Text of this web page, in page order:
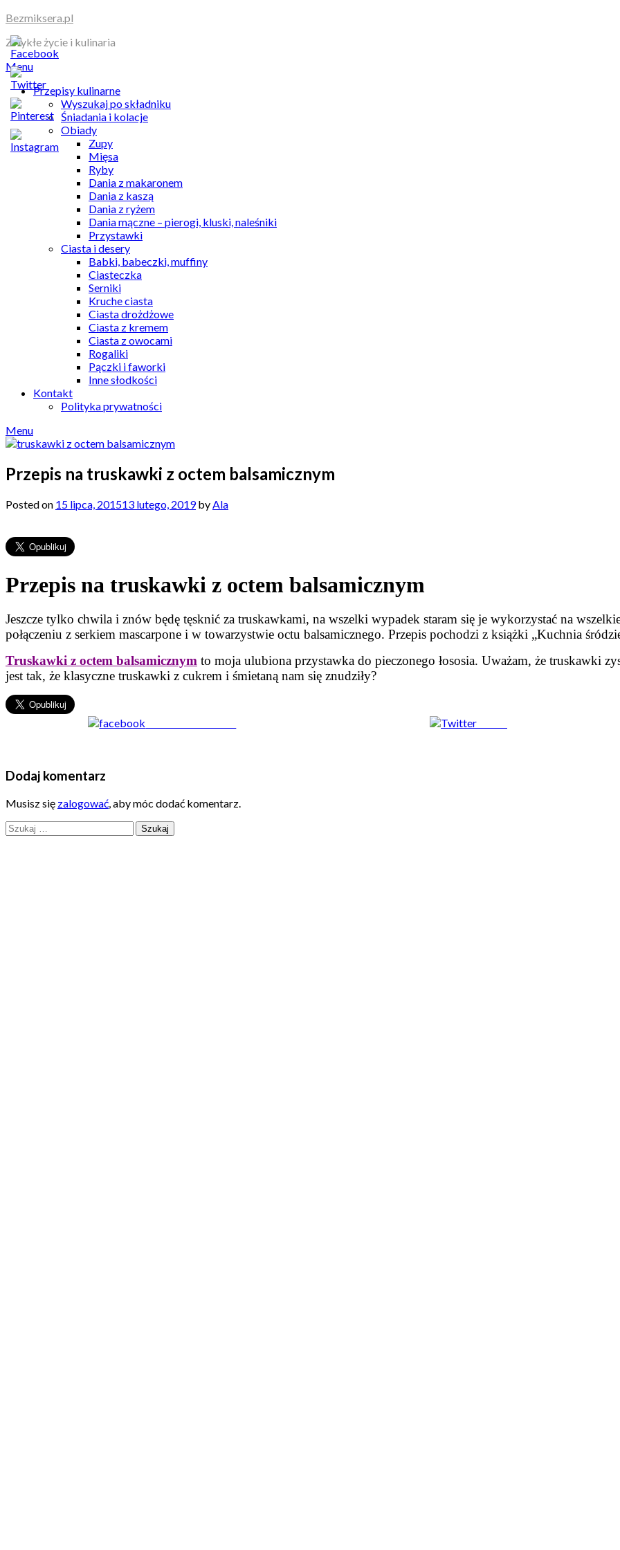
Skip
content
Bezmiksera.pl
Zwykłe życie i kulinaria
Menu
Przepisy kulinarne
Wyszukaj po składniku
Śniadania i kolacje
Obiady
Zupy
Mięsa
Ryby
Dania z makaronem
Dania z kaszą
Dania z ryżem
Dania mączne – pierogi, kluski, naleśniki
Przystawki
Ciasta i desery
Babki, babeczki, muffiny
Ciasteczka
Serniki
Kruche ciasta
Ciasta drożdżowe
Ciasta z kremem
Ciasta z owocami
Rogaliki
Pączki i faworki
Inne słodkości
Kontakt
Polityka prywatności
Menu
Przepis na truskawki z octem balsamicznym
Posted on 15 lipca, 201513 lutego, 2019byAla
Przepis na truskawki z octem balsamicznym
Jeszcze tylko chwila i znów będę tęsknić za truskawkami, na wszelki wypadek staram się je wykorzystać na
połączeniu z serkiem mascarpone i w towarzystwie octu balsamicznego. Przepis pochodzi z książki „Kuchnia
Truskawki z octem balsamicznym to moja ulubiona przystawka do pieczonego łososia. Uważam, że truskawki
jest tak, że klasyczne truskawki z cukrem i śmietaną nam się znudziły?
Dodaj komentarz
Musisz się zalogować, aby móc dodać komentarz.
Szukaj: